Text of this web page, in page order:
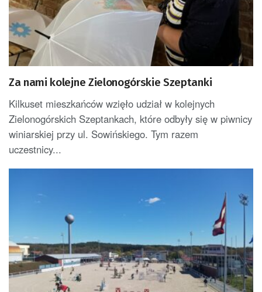
Za nami kolejne Zielonogórskie Szeptanki
Kilkuset mieszkańców wzięło udział w kolejnych
Zielonogórskich Szeptankach, które odbyły się w piwnicy
winiarskiej przy ul. Sowińskiego. Tym razem
uczestnicy...